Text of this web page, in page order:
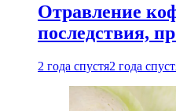
Отравление
последствия,
2 года спустя2 года